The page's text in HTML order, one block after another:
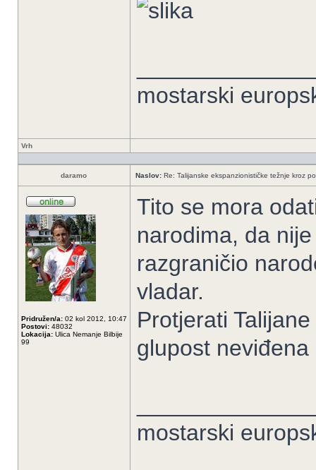
mostarski
Vrh
daramo Naslov: Re: Talijanske ekspanzionističke težnje kroz
Pridružen/a: 02 kol 2012, 10:47
Postovi: 48032
Lokacija: Ulica Nemanje Bilbije
99
Tito se mora
narodima, da
razgraničio
vladar.
Protjerati
glupost
mostarski